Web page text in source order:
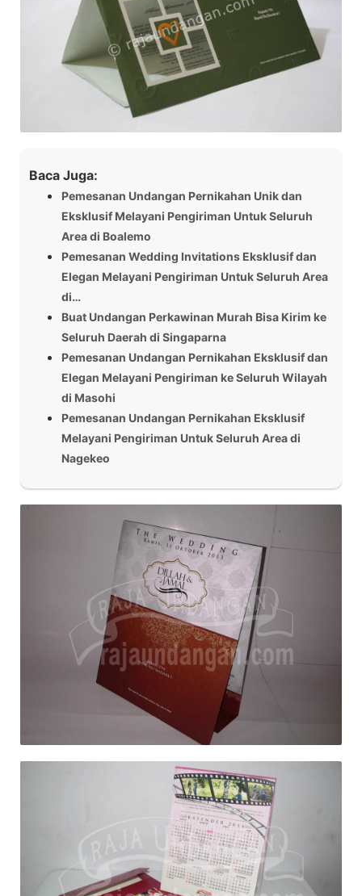
Baca Juga:
Pemesanan Undangan Pernikahan Unik dan
Eksklusif Melayani Pengiriman Untuk Seluruh
Area di Boalemo
Pemesanan Wedding Invitations Eksklusif dan
Elegan Melayani Pengiriman Untuk Seluruh Area
di…
Buat Undangan Perkawinan Murah Bisa Kirim ke
Seluruh Daerah di Singaparna
Pemesanan Undangan Pernikahan Eksklusif dan
Elegan Melayani Pengiriman ke Seluruh Wilayah
di Masohi
Pemesanan Undangan Pernikahan Eksklusif
Melayani Pengiriman Untuk Seluruh Area di
Nagekeo